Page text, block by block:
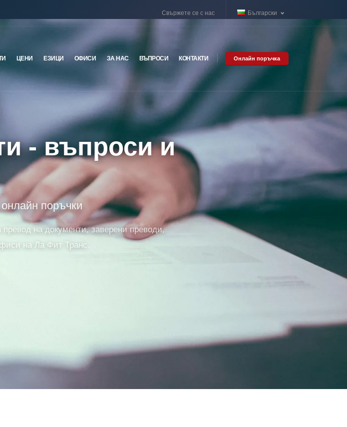
Свържете се с нас Български
ЦЕНИ ЕЗИЦИ ОФИСИ ЗА НАС ВЪПРОСИ КОНТАКТИ Онлайн поръчка
- въпроси и
поръчки
на документи, заверени преводи,
на Ла Фит Транс.